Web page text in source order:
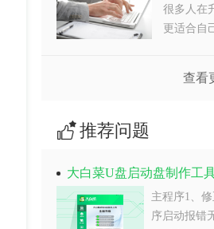
很多人在
更适合自
查看
推荐问题
大白菜U盘启动盘制作工
主程序1、
序启动报错